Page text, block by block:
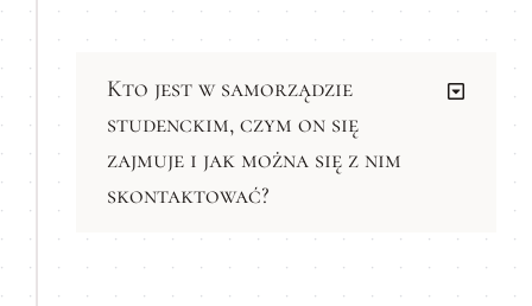
Kto jest w samorządzie
studenckim, czym on się
zajmuje i jak można się z nim
skontaktować?